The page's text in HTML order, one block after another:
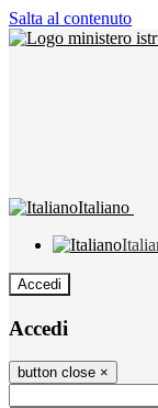
Salta al contenuto
Italiano
Accedi
Accedi
button close ×